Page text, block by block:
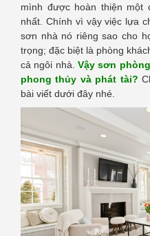
mình được hoàn thiện một
nhất. Chính vì vậy việc lựa
sơn nhà nó riêng sao cho
trọng; đặc biệt là phòng
cả ngôi nhà.Vậy sơn
phong thủy và phát tài?
bài viết dưới đây nhé.